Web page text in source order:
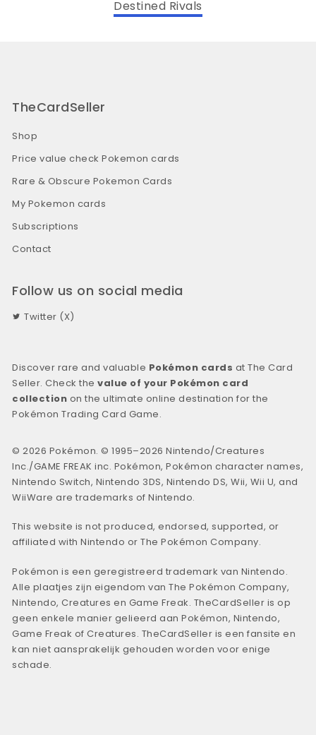
Destined Rivals
TheCardSeller
Shop
Price value check Pokemon cards
Rare & Obscure Pokemon Cards
My Pokemon cards
Subscriptions
Contact
Follow us on social media
Twitter (X)
Discover rare and valuable Pokémon cards at The Card
Seller. Check thevalue of your Pokémon card
collection on the ultimate online destination for the
Pokémon Trading Card Game.
© 2026 Pokémon. © 1995–2026 Nintendo/Creatures
Inc./GAME FREAK inc. Pokémon, Pokémon character names,
Nintendo Switch, Nintendo 3DS, Nintendo DS, Wii, Wii U, and
WiiWare are trademarks of Nintendo.
This website is not produced, endorsed, supported, or
affiliated with Nintendo or The Pokémon Company.
Pokémon is een geregistreerd trademark van Nintendo.
Alle plaatjes zijn eigendom van The Pokémon Company,
Nintendo, Creatures en Game Freak. TheCardSeller is op
geen enkele manier gelieerd aan Pokémon, Nintendo,
Game Freak of Creatures. TheCardSeller is een fansite en
kan niet aansprakelijk gehouden worden voor enige
schade.